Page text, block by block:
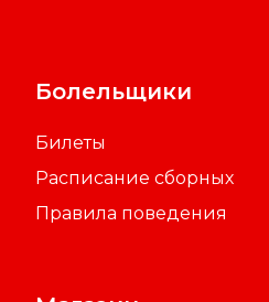
Болельщики
Билеты
Расписание сборных
Правила поведения